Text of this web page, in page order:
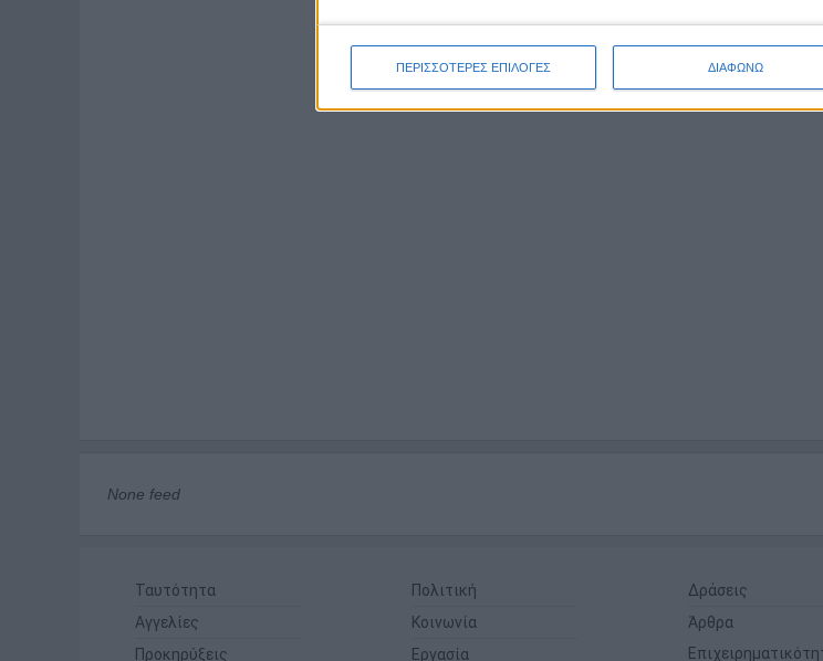
ΠΕΡΙΣΣΟΤΕΡΕΣ ΕΠΙΛΟΓΕΣ ΔΙΑΦΩΝΩ
None feed
Ταυτότητα
Αγγελίες
Προκηρύξεις
Πολιτική
Κοινωνία
Εργασία
Δράσεις
Άρθρα